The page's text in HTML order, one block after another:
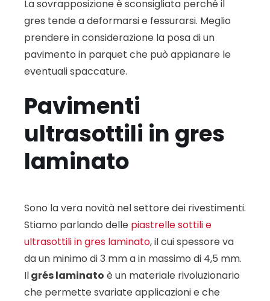
La sovrapposizione è sconsigliata perché il
gres tende a deformarsi e fessurarsi. Meglio
prendere in considerazione la posa di un
pavimento in parquet che può appianare le
eventuali spaccature.
Pavimenti
ultrasottili in gres
laminato
Sono la vera novità nel settore dei rivestimenti.
Stiamo parlando delle piastrelle sottili e
ultrasottili in gres laminato, il cui spessore va
da un minimo di 3 mm a in massimo di 4,5 mm.
Ilgrés laminato è un materiale rivoluzionario
che permette svariate applicazioni e che